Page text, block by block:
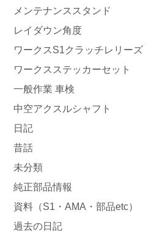
メンテナンススタンド
レイダウン角度
ワークスS1クラッチレリーズ
ワークスステッカーセット
一般作業 車検
中空アクスルシャフト
日記
昔話
未分類
純正部品情報
資料（S1・AMA・部品etc）
過去の日記